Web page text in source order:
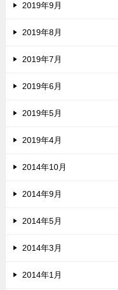
2019年9月
2019年8月
2019年7月
2019年6月
2019年5月
2019年4月
2014年10月
2014年9月
2014年5月
2014年3月
2014年1月